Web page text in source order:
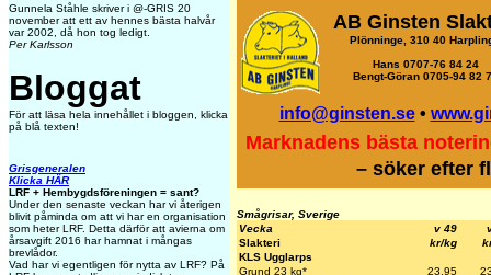
Gunnela Ståhle skriver i @-GRIS 20
november att ett av hennes bästa halvår
var 2002, då hon tog ledigt.
Per Karlsson
Bloggat
För att läsa hela innehållet i bloggen, klicka
på blå texten!
Grisgeneralen
Klicka HÄR
LRF + Hembygdsföreningen = sant?
Under den senaste veckan har vi återigen
blivit påminda om att vi har en organisation
som heter LRF. Detta därför att avierna om
årsavgift 2016 har hamnat i mångas
brevlådor.
Vad har vi egentligen för nytta av LRF? På
AB Ginsten
Plönninge, 310 40
Hans 0707-76 84 24
Bengt-Göran 0705-94 82
info@ginsten.se•
Marknadens bästa
– söker efter
Smågrisar, Sverige
Vecka
v 49
Slakteri
kr/kg
KLS Ugglarps
Grund 23 kg*
23,95